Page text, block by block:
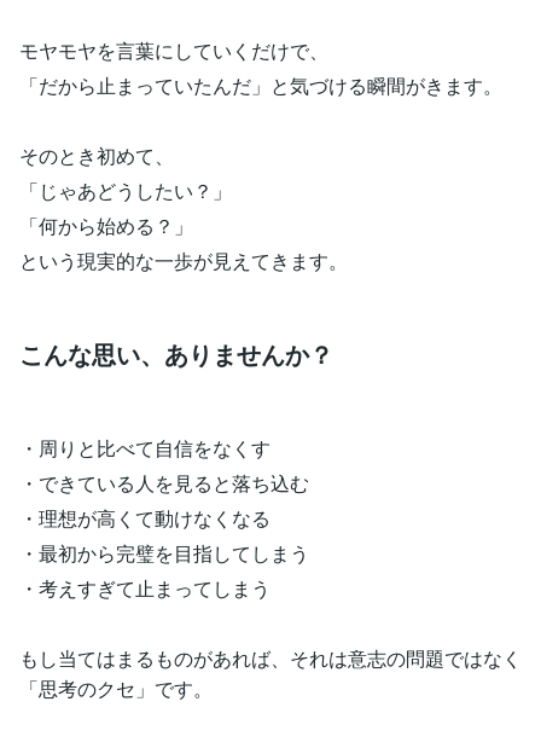
モヤモヤを言葉にしていくだけで、
「だから止まっていたんだ」と気づける瞬間がきます。
そのとき初めて、
「じゃあどうしたい？」
「何から始める？」
という現実的な一歩が見えてきます。
こんな思い、ありませんか？
・周りと比べて自信をなくす
・できている人を見ると落ち込む
・理想が高くて動けなくなる
・最初から完璧を目指してしまう
・考えすぎて止まってしまう
もし当てはまるものがあれば、それは意志の問題ではなく
「思考のクセ」です。